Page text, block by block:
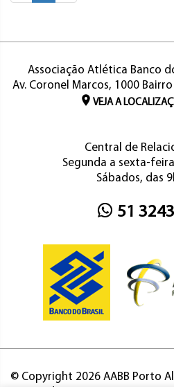
Associação Atlética Banco
Av. Coronel Marcos, 1000
VEJA A
Central de
Segunda a sexta-
Sábados, das
51
© Copyright 2026 AABB Porto